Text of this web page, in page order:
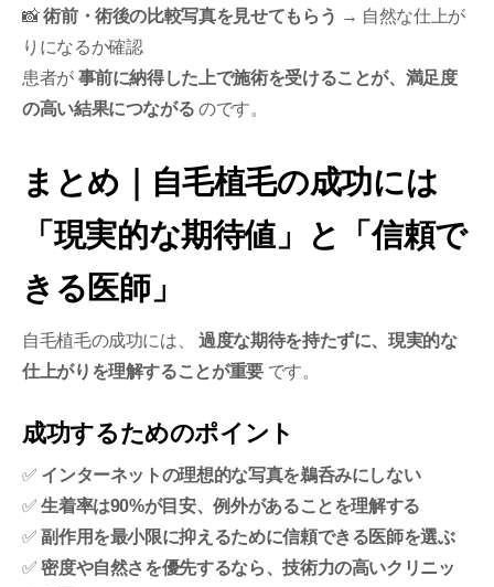
📸術前・術後の比較写真を見せてもらう → 自然な仕上が
りになるか確認
患者が 事前に納得した上で施術を受けることが、満足度
の高い結果につながる のです。
まとめ｜自毛植毛の成功には
「現実的な期待値」と「信頼で
きる医師」
自毛植毛の成功には、過度な期待を持たずに、現実的な
仕上がりを理解することが重要です。
成功するためのポイント
✅ インターネットの理想的な写真を鵜呑みにしない
✅生着率は90%が目安、例外があることを理解する
✅副作用を最小限に抑えるために信頼できる医師を選ぶ
✅密度や自然さを優先するなら、技術力の高いクリニッ